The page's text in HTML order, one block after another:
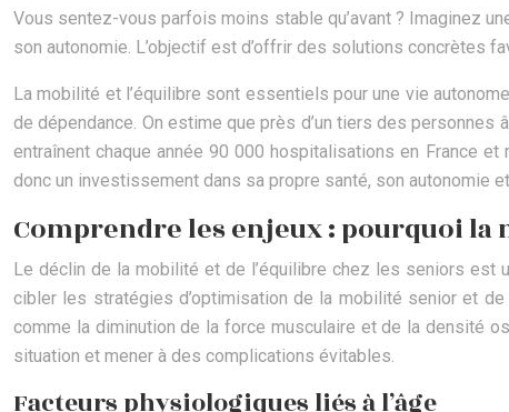
Vous sentez-vous parfois moins stable qu’avant ? Imaginez
son autonomie. L’objectif est d’offrir des solutions concrètes
La mobilité et l’équilibre sont essentiels pour une vie
de dépendance. On estime que près d’un tiers des
entraînent chaque année 90 000 hospitalisations en France
donc un investissement dans sa propre santé, son autonomie
Comprendre les enjeux : pourquoi la
Le déclin de la mobilité et de l’équilibre chez les seniors est
cibler les stratégies d’optimisation de la mobilité senior et
comme la diminution de la force musculaire et de la densité
situation et mener à des complications évitables.
Facteurs physiologiques liés à l’âge